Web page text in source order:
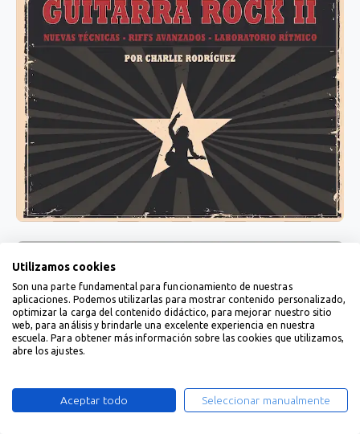
Utilizamos cookies
Son una parte fundamental para funcionamiento de nuestras
aplicaciones. Podemos utilizarlas para mostrar contenido personalizado,
optimizar la carga del contenido didáctico, para mejorar nuestro sitio
web, para análisis y brindarle una excelente experiencia en nuestra
escuela. Para obtener más información sobre las cookies que utilizamos,
abre los ajustes.
Aceptar todo Seleccionar manualmente